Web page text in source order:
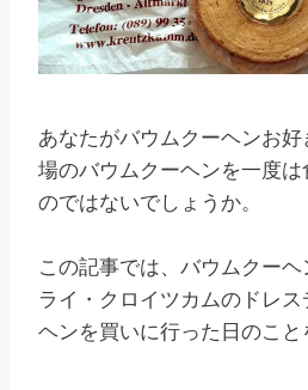
あなたがバウムクーヘンお
場のバウムクーヘンを一度は
のではないでしょうか。
この記事では、バウムクー
ライ・クロイツカムのドレ
ヘンを買いに行った日のこと